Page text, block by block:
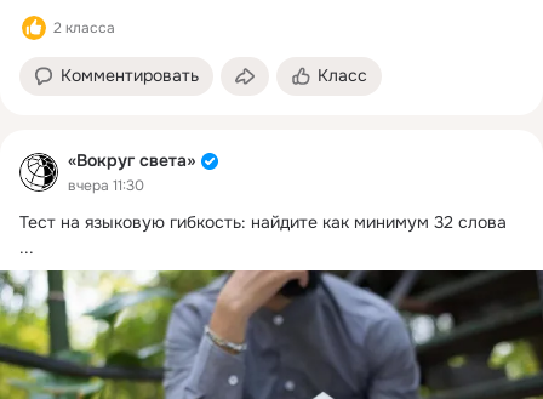
2 класса
Комментировать Класс
«Вокруг света»
вчера 11:30
Тест на языковую гибкость: найдите как минимум 32 слова
...